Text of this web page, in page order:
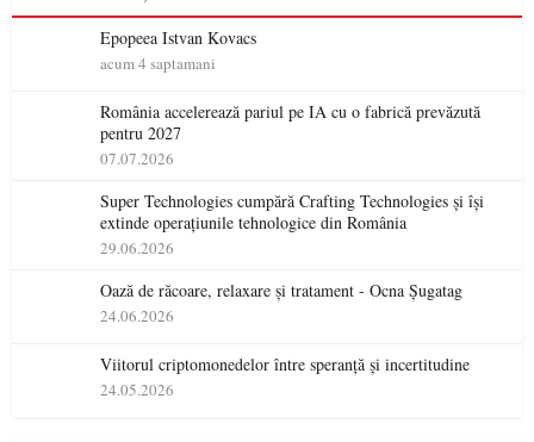
Epopeea Istvan Kovacs
acum 4 saptamani
România accelerează pariul pe IA cu o fabrică prevăzută
pentru 2027
07.07.2026
Super Technologies cumpără Crafting Technologies și își
extinde operațiunile tehnologice din România
29.06.2026
Oază de răcoare, relaxare și tratament - Ocna Șugatag
24.06.2026
Viitorul criptomonedelor între speranță și incertitudine
24.05.2026